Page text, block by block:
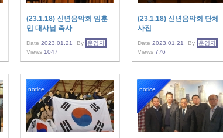
(23.1.18) 신년음악회 임훈
민 대사님 축사
Date 2023.01.21 By
운영자
Views 1047
(23.1.18) 신년음악회 단체
사진
Date 2023.01.21 By
운영자
Views 776
notice notice